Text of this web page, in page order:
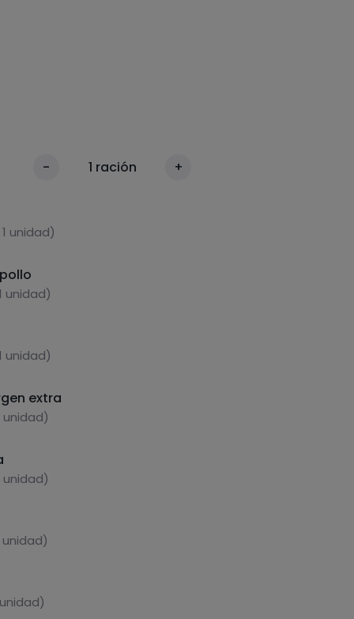
- 1 ración +
unidad)
unidad)
unidad)
extra
unidad)
unidad)
unidad)